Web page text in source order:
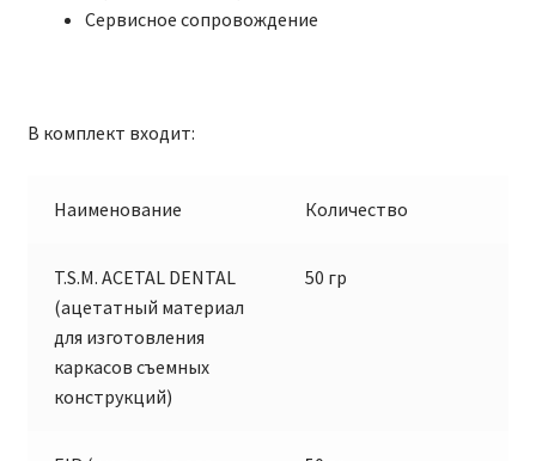
Сервисное сопровождение
В комплект входит:
Наименование Количество
T.S.M. ACETAL DENTAL
(ацетатный материал
для изготовления
каркасов съемных
конструкций)
50 гр